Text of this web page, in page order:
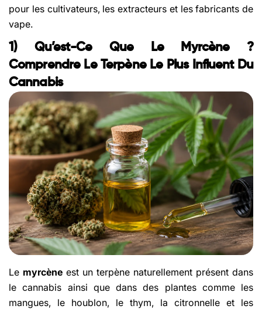
pour les cultivateurs, les extracteurs et les fabricants de
vape.
1) Qu’est-Ce Que Le Myrcène ?
Comprendre Le Terpène Le Plus Influent Du
Cannabis
Le myrcène est un terpène naturellement présent dans
le cannabis ainsi que dans des plantes comme les
mangues, le houblon, le thym, la citronnelle et les